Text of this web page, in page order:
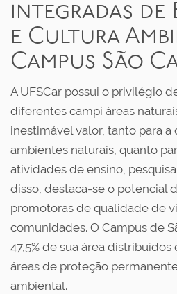
integradas de
e Cultura
Campus São
A UFSCar possui o privilégio
diferentes campi áreas
inestimável valor, tanto para a
ambientes naturais, quanto
atividades de ensino,
disso, destaca-se o potencial
promotoras de qualidade de
comunidades. O Campus de
47,5% de sua área
áreas de proteção
ambiental.